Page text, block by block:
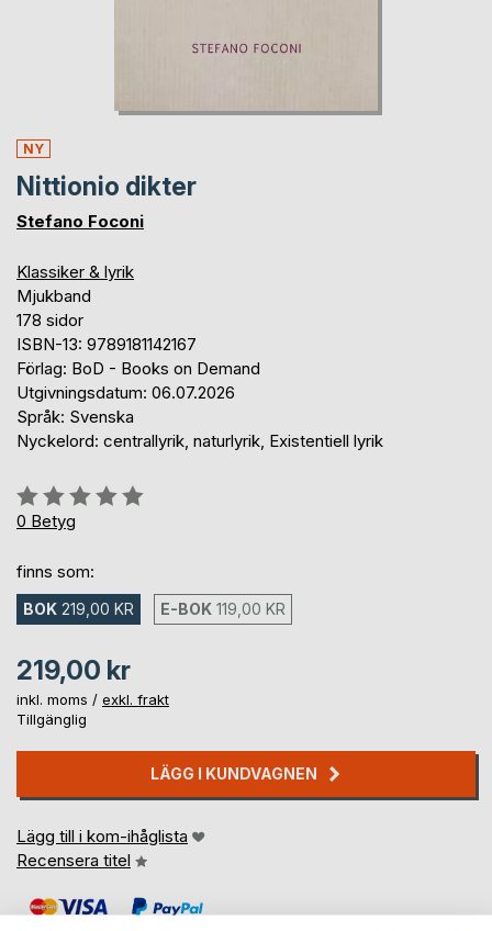
NY
Nittionio dikter
Stefano Foconi
Klassiker & lyrik
Mjukband
178 sidor
ISBN-13: 9789181142167
Förlag: BoD - Books on Demand
Utgivningsdatum: 06.07.2026
Språk: Svenska
Nyckelord: centrallyrik, naturlyrik, Existentiell lyrik
Betyg::
0%
0 Betyg
finns som:
BOK 219,00 KR E-BOK 119,00 KR
219,00 kr
inkl. moms / exkl. frakt
Tillgänglig
LÄGG I KUNDVAGNEN
Lägg till i kom-ihåglista
Recensera titel